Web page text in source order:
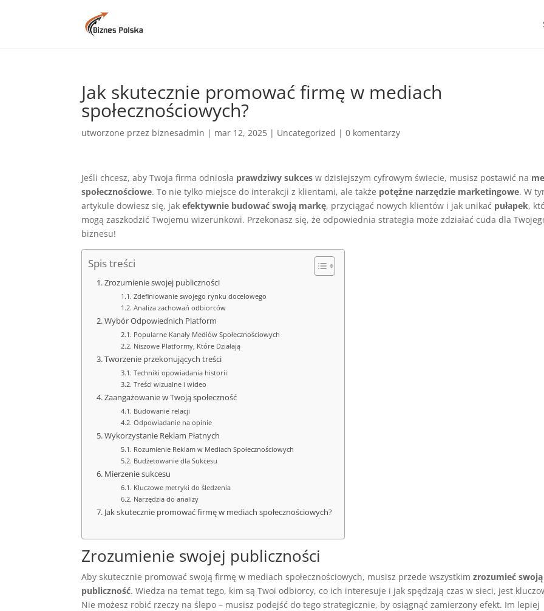
Jak skutecznie promować firmę w mediach
społecznościowych?
utworzone przez biznesadmin | mar 12, 2025 | Uncategorized |0 komentarzy
Jeśli chcesz, aby Twoja firma odniosła prawdziwy sukces w dzisiejszym cyfrowym świecie, musisz postawić na
społecznościowe. To nie tylko miejsce do interakcji z klientami, ale także potężne narzędzie marketingowe. W
artykule dowiesz się, jakefektywnie budować swoją markę, przyciągać nowych klientów i jak unikać pułapek,
mogą zaszkodzić Twojemu wizerunkowi. Przekonasz się, że odpowiednia strategia może zdziałać cuda dla
biznesu!
Spis treści
Zrozumienie swojej publiczności
Zdefiniowanie swojego rynku docelowego
Analiza zachowań odbiorców
Wybór Odpowiednich Platform
Popularne Kanały Mediów Społecznościowych
Niszowe Platformy, Które Działają
Tworzenie przekonujących treści
Techniki opowiadania historii
Treści wizualne i wideo
Zaangażowanie w Twoją społeczność
Budowanie relacji
Odpowiadanie na opinie
Wykorzystanie Reklam Płatnych
Rozumienie Reklam w Mediach Społecznościowych
Budżetowanie dla Sukcesu
Mierzenie sukcesu
Kluczowe metryki do śledzenia
Narzędzia do analizy
Jak skutecznie promować firmę w mediach społecznościowych?
Zrozumienie swojej publiczności
Aby skutecznie promować swoją firmę w mediach społecznościowych, musisz przede wszystkimzrozumieć swoją
publiczność. Wiedza na temat tego, kim są Twoi odbiorcy, co ich interesuje i jak spędzają czas w sieci, jest
Nie możesz robić rzeczy na ślepo – musisz podejść do tego strategicznie, by osiągnąć zamierzony efekt. Im lepiej